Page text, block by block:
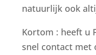
natuurlijk ook
Kortom : heeft u
snel contact met